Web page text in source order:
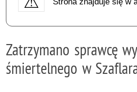
Zatrzymano sprawcę
śmiertelnego w